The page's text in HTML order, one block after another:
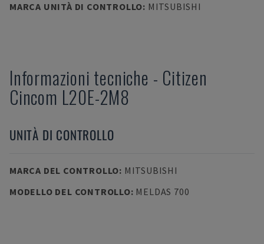
MARCA UNITÀ DI CONTROLLO: MITSUBISHI
Informazioni tecniche - Citizen
Cincom L20E-2M8
UNITÀ DI CONTROLLO
MARCA DEL CONTROLLO: MITSUBISHI
MODELLO DEL CONTROLLO: MELDAS 700